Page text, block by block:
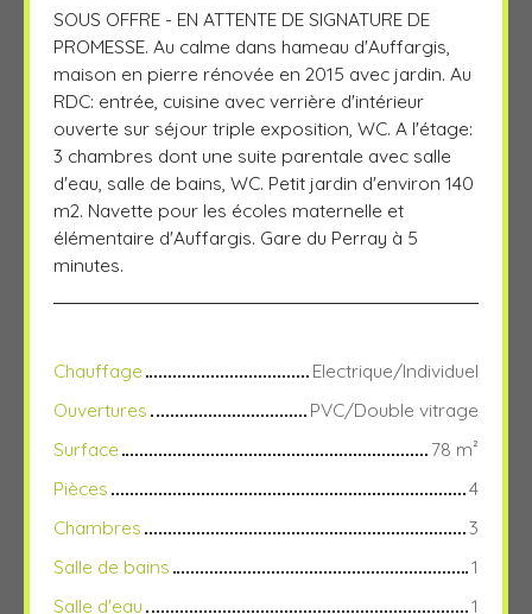
SOUS OFFRE - EN ATTENTE DE SIGNATURE DE
PROMESSE. Au calme dans hameau d'Auffargis,
maison en pierre rénovée en 2015 avec jardin. Au
RDC: entrée, cuisine avec verrière d'intérieur
ouverte sur séjour triple exposition, WC. A l'étage:
3 chambres dont une suite parentale avec salle
d'eau, salle de bains, WC. Petit jardin d'environ 140
m2. Navette pour les écoles maternelle et
élémentaire d'Auffargis. Gare du Perray à 5
minutes.
Chauffage
Electrique/Individuel
Ouvertures
PVC/Double vitrage
Surface
78 m²
Pièces
4
Chambres
3
Salle de bains
1
Salle d'eau
1